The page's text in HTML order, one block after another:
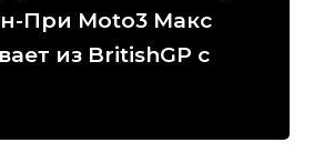
При Moto3 Макс
из BritishGP с